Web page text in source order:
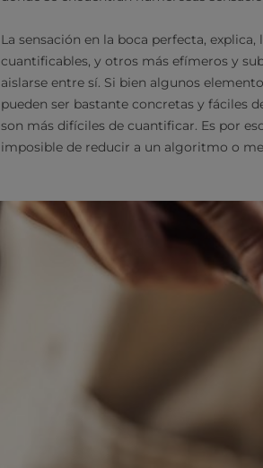
La sensación en la boca perfecta,
cuantificables, y otros más efímeros y
aislarse entre sí. Si bien algunos
pueden ser bastante concretas y fáciles
son más difíciles de cuantificar. Es por
imposible de reducir a un algoritmo o